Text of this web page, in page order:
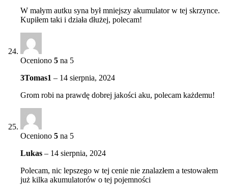
W małym autku syna był mniejszy akumulator w tej skrzynce.
Kupiłem taki i działa dłużej, polecam!
Oceniono 5 na 5
3Tomas1 – 14 sierpnia, 2024
Grom robi na prawdę dobrej jakości aku, polecam każdemu!
Oceniono 5 na 5
Lukas – 14 sierpnia, 2024
Polecam, nic lepszego w tej cenie nie znalazłem a testowałem
już kilka akumulatorów o tej pojemności